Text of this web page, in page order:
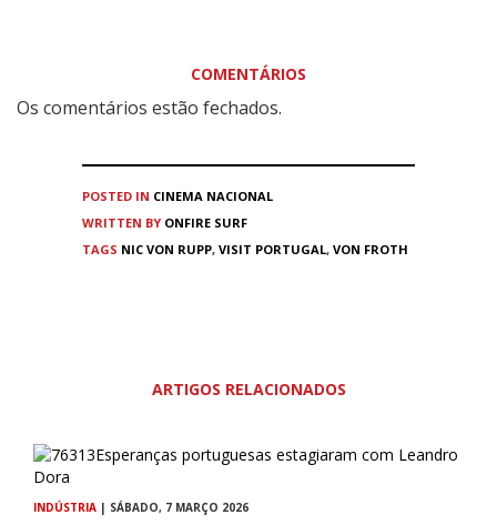
COMENTÁRIOS
Os comentários estão fechados.
POSTED IN CINEMA NACIONAL
WRITTEN BY ONFIRE SURF
TAGS NIC VON RUPP, VISIT PORTUGAL, VON FROTH
ARTIGOS RELACIONADOS
INDÚSTRIA | SÁBADO, 7 MARÇO 2026